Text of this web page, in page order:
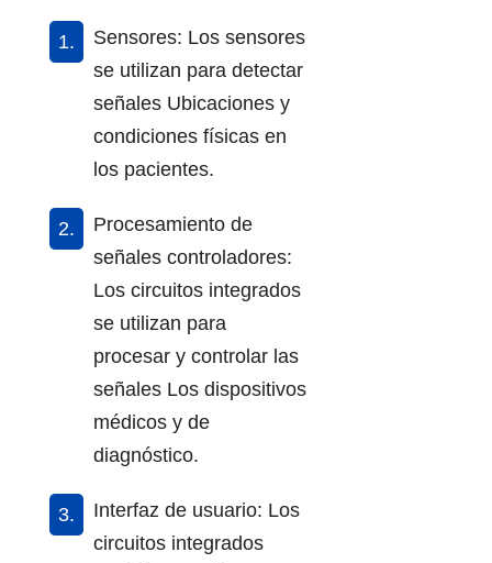
Sensores: Los sensores
se utilizan para detectar
señales Ubicaciones y
condiciones físicas en
los pacientes.
Procesamiento de
señales controladores:
Los circuitos integrados
se utilizan para
procesar y controlar las
señales Los dispositivos
médicos y de
diagnóstico.
Interfaz de usuario: Los
circuitos integrados